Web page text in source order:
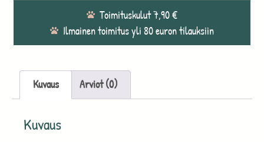
Toimituskulut 7,90 €
Ilmainen toimitus yli 80 euron tilauksiin
Kuvaus Arviot (0)
Kuvaus